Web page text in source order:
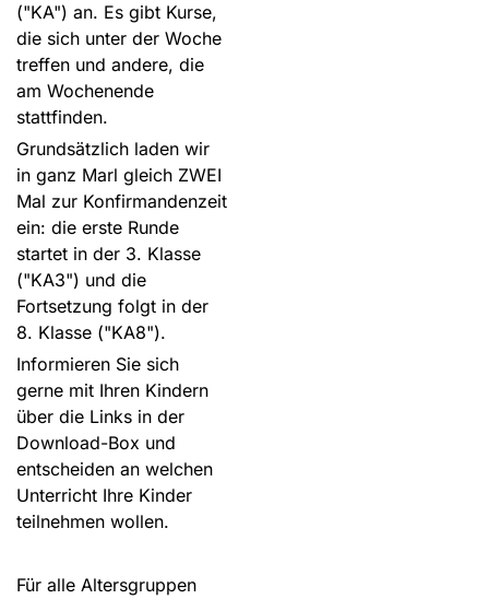
("KA") an. Es gibt Kurse,
die sich unter der Woche
treffen und andere, die
am Wochenende
stattfinden.
Grundsätzlich laden wir
in ganz Marl gleich ZWEI
Mal zur Konfirmandenzeit
ein: die erste Runde
startet in der 3. Klasse
("KA3") und die
Fortsetzung folgt in der
8. Klasse ("KA8").
Informieren Sie sich
gerne mit Ihren Kindern
über die Links in der
Download-Box und
entscheiden an welchen
Unterricht Ihre Kinder
teilnehmen wollen.
Für alle Altersgruppen